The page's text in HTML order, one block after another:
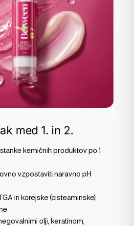
med 1. in 2.
kemičnih produktov po 1.
vzpostaviti naravno pH
in korejske (cisteaminske)
olji, keratinom,